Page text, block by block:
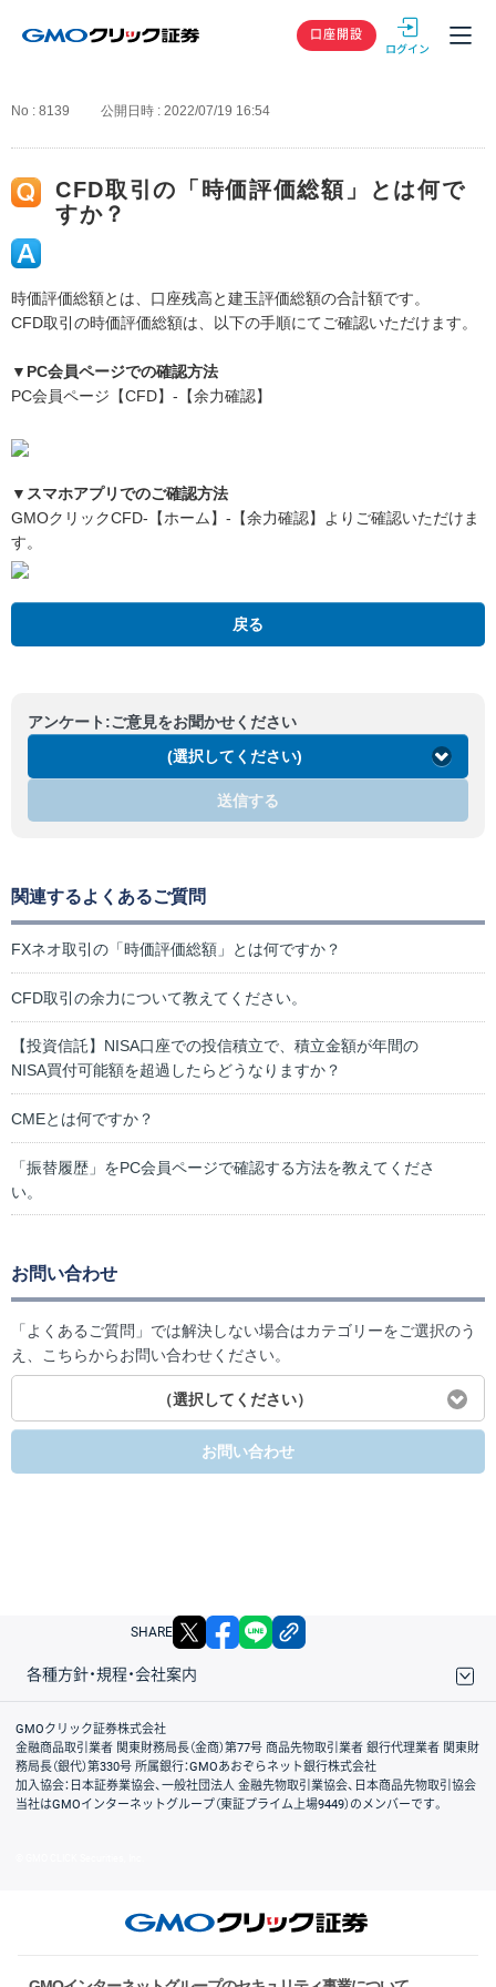
GMOクリック
口座開設
No : 8139 公開日時 : 2022/07/19 16:54
CFD取引の「時価評価総額」とは何で
すか？
時価評価総額とは、口座残高と建玉評価総額の合計額です。
CFD取引の時価評価総額は、以下の手順にてご確認いただけます。
▼PC会員ページでの確認方法
PC会員ページ【CFD】-【余力確認】
▼スマホアプリでのご確認方法
GMOクリックCFD-【ホーム】-【余力確認】よりご確認いただけま
す。
戻る
アンケート:ご意見をお聞かせください
(選択してください)
送信する
関連するよくあるご質問
FXネオ取引の「時価評価総額」とは何ですか？
CFD取引の余力について教えてください。
【投資信託】NISA口座での投信積立で、積立金額が年間の
NISA買付可能額を超過したらどうなりますか？
CMEとは何ですか？
「振替履歴」をPC会員ページで確認する方法を教えてくださ
い。
お問い合わせ
「よくあるご質問」では解決しない場合はカテゴリーをご選択のう
え、こちらからお問い合わせください。
（選択してください）
お問い合わせ
SHARE X facebook
各種方針・規程・会社案内
取引規程・約款
サイトマップ
その他のご案内
個人情報保護方針
最良執行方針
サイトのご利用について
ディスクレイマー
信託保全
リスク説明
会社案内
GMOクリック証券株式会社
金融商品取引業者 関東財務局長（金商）第77号 商品先物取引業者 銀行代理業者 関東財
務局長（銀代）第330号 所属銀行：GMOあおぞらネット銀行株式会社
加入協会：日本証券業協会、一般社団法人 金融先物取引業協会、日本商品先物取引協会
当社はGMOインターネットグループ（東証プライム上場9449）のメンバーです。